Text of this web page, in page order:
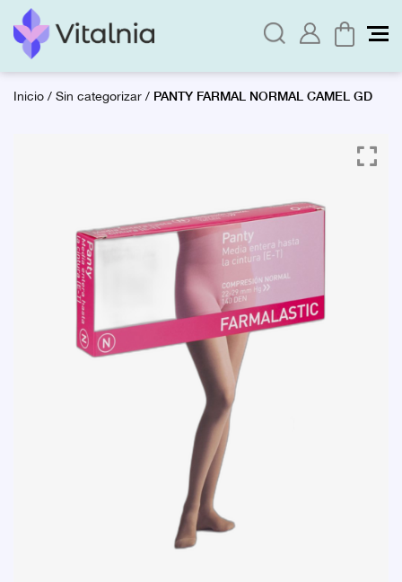
Inicio/Sin categorizar/ PANTY FARMAL NORMAL CAMEL GD